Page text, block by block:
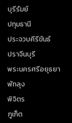
บุรีรัมย์
ปทุมธานี
ประจวบคีรีขันธ์
ปราจีนบุรี
พระนครศรีอยุธยา
พัทลุง
พิจิตร
ภูเก็ต